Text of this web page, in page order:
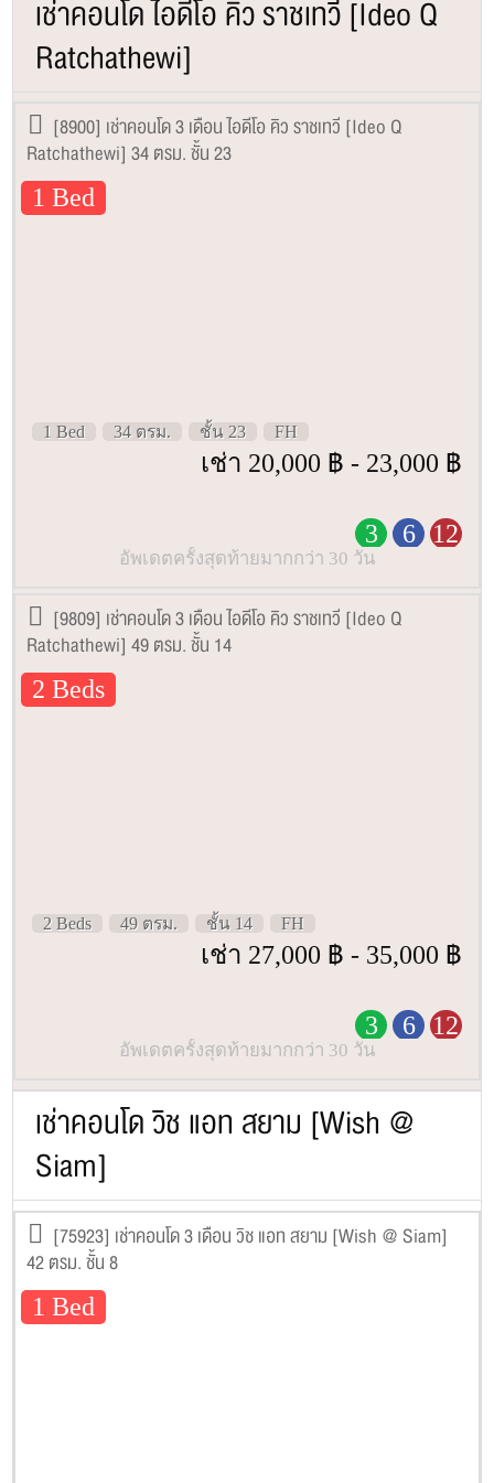
เช่าคอนโด ไอดีโอ คิว ราชเทวี [Ideo Q
Ratchathewi]
[8900] เช่าคอนโด 3 เดือน ไอดีโอ คิว ราชเทวี [Ideo Q
Ratchathewi] 34 ตรม. ชั้น 23
1 Bed
1 Bed 34 ตรม. ชั้น 23 FH
เช่า 20,000 ฿ - 23,000 ฿
3 6 12
อัพเดตครั้งสุดท้ายมากกว่า 30 วัน
[9809] เช่าคอนโด 3 เดือน ไอดีโอ คิว ราชเทวี [Ideo Q
Ratchathewi] 49 ตรม. ชั้น 14
2 Beds
2 Beds 49 ตรม. ชั้น 14 FH
เช่า 27,000 ฿ - 35,000 ฿
3 6 12
อัพเดตครั้งสุดท้ายมากกว่า 30 วัน
เช่าคอนโด วิช แอท สยาม [Wish @
Siam]
[75923] เช่าคอนโด 3 เดือน วิช แอท สยาม [Wish @ Siam]
42 ตรม. ชั้น 8
1 Bed